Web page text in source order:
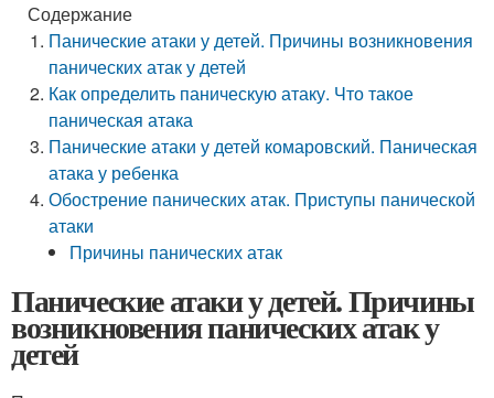
Содержание
Панические атаки у детей. Причины возникновения
панических атак у детей
Как определить паническую атаку. Что такое
паническая атака
Панические атаки у детей комаровский. Паническая
атака у ребенка
Обострение панических атак. Приступы панической
атаки
Причины панических атак
Панические атаки у детей. Причины
возникновения панических атак у
детей